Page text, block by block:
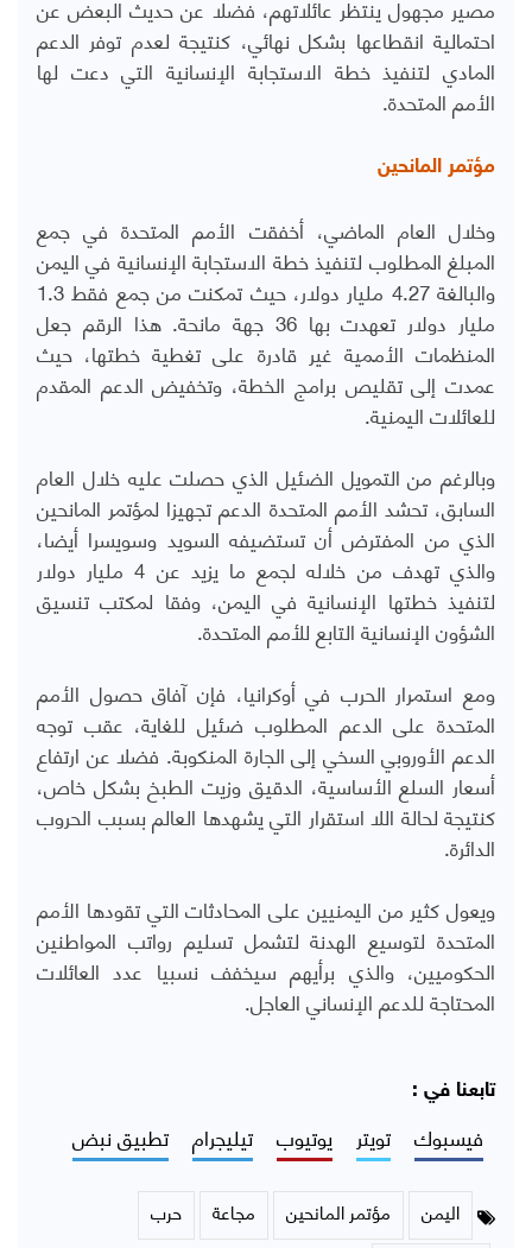
مصير مجهول ينتظر عائلاتهم، فضلا عن حديث البعض عن
احتمالية انقطاعها بشكل نهائي، كنتيجة لعدم توفر الدعم
المادي لتنفيذ خطة الاستجابة الإنسانية التي دعت لها
الأمم المتحدة.
مؤتمر المانحين
وخلال العام الماضي، أخفقت الأمم المتحدة في جمع
المبلغ المطلوب لتنفيذ خطة الاستجابة الإنسانية في اليمن
والبالغة 4.27 مليار دولار، حيث تمكنت من جمع فقط 1.3
مليار دولار تعهدت بها 36 جهة مانحة. هذا الرقم جعل
المنظمات الأممية غير قادرة على تغطية خطتها، حيث
عمدت إلى تقليص برامج الخطة، وتخفيض الدعم المقدم
للعائلات اليمنية.
وبالرغم من التمويل الضئيل الذي حصلت عليه خلال العام
السابق، تحشد الأمم المتحدة الدعم تجهيزا لمؤتمر المانحين
الذي من المفترض أن تستضيفه السويد وسويسرا أيضا،
والذي تهدف من خلاله لجمع ما يزيد عن 4 مليار دولار
لتنفيذ خطتها الإنسانية في اليمن، وفقا لمكتب تنسيق
الشؤون الإنسانية التابع للأمم المتحدة.
ومع استمرار الحرب في أوكرانيا، فإن آفاق حصول الأمم
المتحدة على الدعم المطلوب ضئيل للغاية، عقب توجه
الدعم الأوروبي السخي إلى الجارة المنكوبة. فضلا عن ارتفاع
أسعار السلع الأساسية، الدقيق وزيت الطبخ بشكل خاص،
كنتيجة لحالة اللا استقرار التي يشهدها العالم بسبب الحروب
الدائرة.
ويعول كثير من اليمنيين على المحادثات التي تقودها الأمم
المتحدة لتوسيع الهدنة لتشمل تسليم رواتب المواطنين
الحكوميين، والذي برأيهم سيخفف نسبيا عدد العائلات
المحتاجة للدعم الإنساني العاجل.
تابعنا في :
فيسبوك تويتر يوتيوب تيليجرام تطبيق نبض
اليمن مؤتمر المانحين مجاعة
حرب